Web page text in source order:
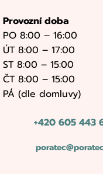
Provozní doba
PO 8:00 – 16:00
ÚT 8:00 – 17:00
ST 8:00 – 15:00
ČT 8:00 – 15:00
PÁ (dle domluvy)
+420 605 443